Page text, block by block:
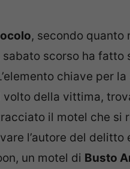
, secondo quanto
scorso ha fatto
chiave per
della vittima,
il motel che si
l’autore del delitto
un motel di Busto